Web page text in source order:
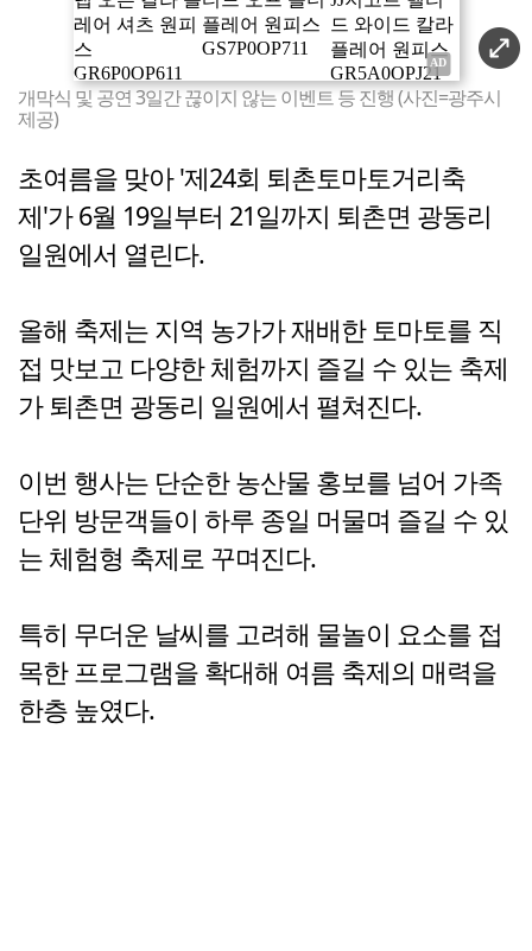
개막식 및 공연 3일간 끊이지 않는 이벤트 등 진행 (사진=광주시
제공)
초여름을 맞아 '제24회 퇴촌토마토거리축
제'가 6월 19일부터 21일까지 퇴촌면 광동리
일원에서 열린다.
올해 축제는 지역 농가가 재배한 토마토를 직
접 맛보고 다양한 체험까지 즐길 수 있는 축제
가 퇴촌면 광동리 일원에서 펼쳐진다.
이번 행사는 단순한 농산물 홍보를 넘어 가족
단위 방문객들이 하루 종일 머물며 즐길 수 있
는 체험형 축제로 꾸며진다.
특히 무더운 날씨를 고려해 물놀이 요소를 접
목한 프로그램을 확대해 여름 축제의 매력을
한층 높였다.